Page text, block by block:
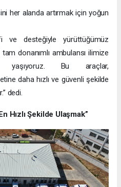
her alanda artırmak için yoğun
ve desteğiyle yürüttüğümüz
donanımlı ambulansı ilimize
yaşıyoruz. Bu araçlar,
daha hızlı ve güvenli şekilde
dedi.
Hızlı Şekilde Ulaşmak”